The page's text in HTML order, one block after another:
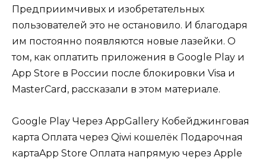
Предприимчивых и изобретательных
пользователей это не остановило. И благодаря
им постоянно появляются новые лазейки. О
том, как оплатить приложения в Google Play и
App Store в России после блокировки Visa и
MasterCard, рассказали в этом материале.
Google Play Через AppGallery Кобейджинговая
карта Оплата через Qiwi кошелёк Подарочная
картаApp Store Оплата напрямую через Apple